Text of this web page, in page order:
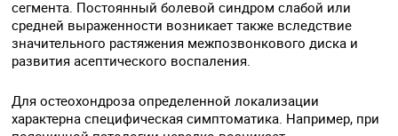
сегмента. Постоянный болевой синдром слабой или
средней выраженности возникает также вследствие
значительного растяжения межпозвонкового диска и
развития асептического воспаления.
Для остеохондроза определенной локализации
характерна специфическая симптоматика. Например, при